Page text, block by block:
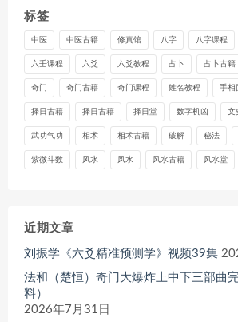
标签
中医 中医古籍 修真馆 八字 八字课程
六壬课程 六爻 六爻教程 占卜 占卜古籍
奇门 奇门古籍 奇门课程 姓名教程 手相
择日古籍 择日古籍 择日堂 数字机凶 文
武功气功 相术 相术古籍 破解 秘法
紫微斗数 风水 风水 风水古籍 风水堂
近期文章
刘振学《六爻精准预测学》视频39集
法和（楚恒）奇门大爆炸上中下三部曲
料）
2026年7月31日